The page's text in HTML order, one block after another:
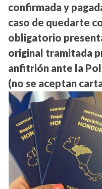
confirmada y
caso de quedarte
obligatorio
original tramitada
anfitrión ante la
(no se aceptan